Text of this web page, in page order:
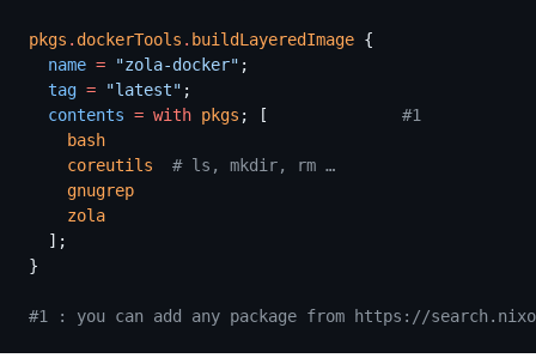
pkgs . dockerTools . buildLayeredImage {
  name
= "zola-docker" ;
  tag
= "latest" ;
  contents
= with pkgs ; [
              #1
    bash
    coreutils
  # ls, mkdir, rm …
    gnugrep
    zola
  ];
}
#1 : you can add any package from https://